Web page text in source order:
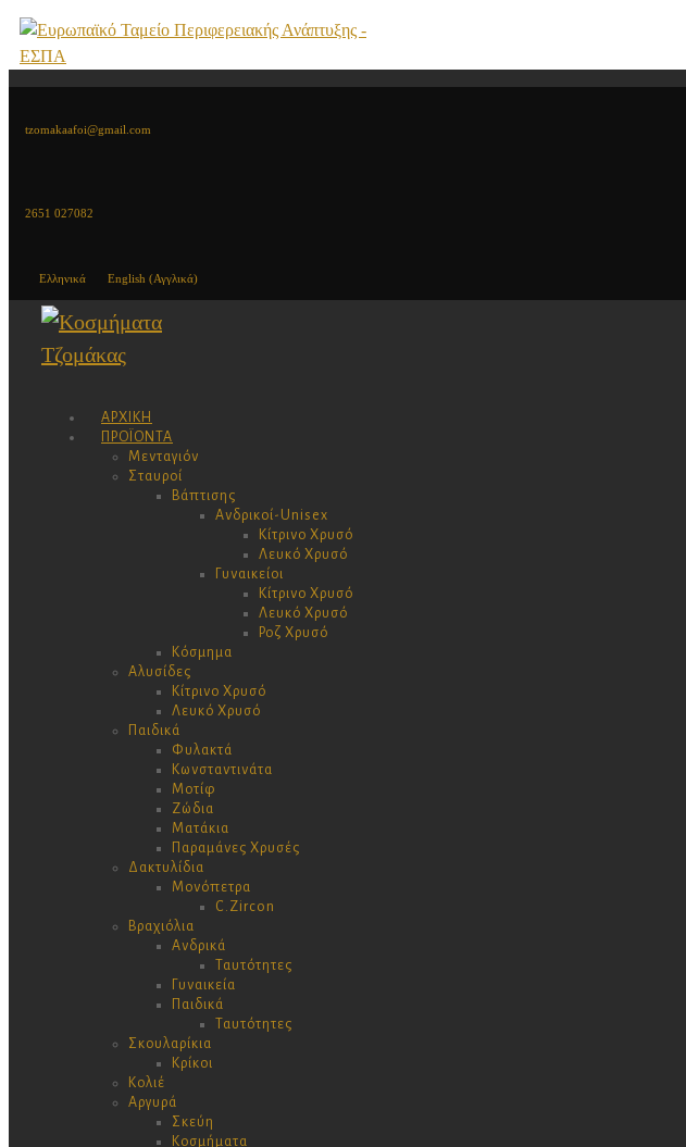
tzomakaafoi@gmail.com
2651 027082
Ελληνικά English (Αγγλικά)
ΑΡΧΙΚΉ
ΠΡΟΪΌΝΤΑ
Μενταγιόν
Σταυροί
Βάπτισης
Ανδρικοί-Unisex
Κίτρινο Χρυσό
Λευκό Χρυσό
Γυναικείοι
Κίτρινο Χρυσό
Λευκό Χρυσό
Ροζ Χρυσό
Κόσμημα
Αλυσίδες
Κίτρινο Χρυσό
Λευκό Χρυσό
Παιδικά
Φυλακτά
Κωνσταντινάτα
Μοτίφ
Ζώδια
Ματάκια
Παραμάνες Χρυσές
Δακτυλίδια
Μονόπετρα
C.Zircon
Βραχιόλια
Ανδρικά
Ταυτότητες
Γυναικεία
Παιδικά
Ταυτότητες
Σκουλαρίκια
Κρίκοι
Κολιέ
Αργυρά
Σκεύη
Κοσμήματα